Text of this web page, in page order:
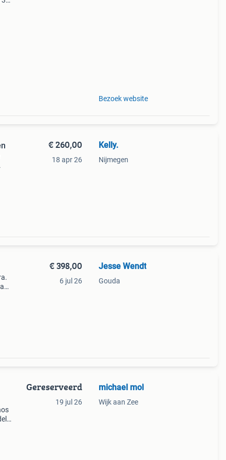
Bezoek website
€ 260,00
18 apr 26
Kelly.
Nijmegen
€ 398,00
6 jul 26
Jesse Wendt
Gouda
Gereserveerd
19 jul 26
michael mol
Wijk aan Zee